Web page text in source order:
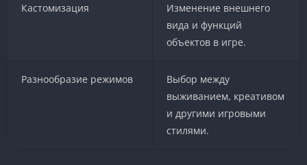
Кастомизация
Изменение внешнего
вида и функций
объектов в игре.
Разнообразие режимов
Выбор между
выживанием, креативом
и другими игровыми
стилями.